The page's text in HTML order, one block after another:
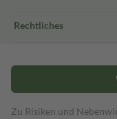
Rechtliches
Zu Risiken und